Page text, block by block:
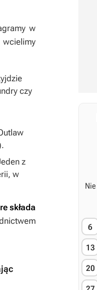
w
wcielimy
czy
z
w
składa
Nie
6
13
20